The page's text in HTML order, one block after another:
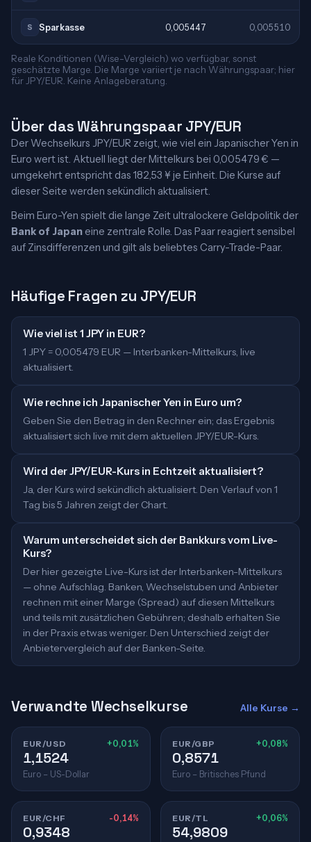
S Sparkasse 0,005447 0,005510
Reale Konditionen (Wise-Vergleich) wo verfügbar, sonst
geschätzte Marge. Die Marge variiert je nach Währungspaar; hier
für JPY/EUR. Keine Anlageberatung.
Über das Währungspaar JPY/EUR
Der Wechselkurs JPY/EUR zeigt, wie viel ein Japanischer Yen in
Euro wert ist. Aktuell liegt der Mittelkurs bei 0,005479 € —
umgekehrt entspricht das 182,53 ¥ je Einheit. Die Kurse auf
dieser Seite werden sekündlich aktualisiert.
Beim Euro-Yen spielt die lange Zeit ultralockere Geldpolitik der
Bank of Japan eine zentrale Rolle. Das Paar reagiert sensibel
auf Zinsdifferenzen und gilt als beliebtes Carry-Trade-Paar.
Häufige Fragen zu JPY/EUR
Wie viel ist 1 JPY in EUR?
1 JPY = 0,005479 EUR — Interbanken-Mittelkurs, live
aktualisiert.
Wie rechne ich Japanischer Yen in Euro um?
Geben Sie den Betrag in den Rechner ein; das Ergebnis
aktualisiert sich live mit dem aktuellen JPY/EUR-Kurs.
Wird der JPY/EUR-Kurs in Echtzeit aktualisiert?
Ja, der Kurs wird sekündlich aktualisiert. Den Verlauf von 1
Tag bis 5 Jahren zeigt der Chart.
Warum unterscheidet sich der Bankkurs vom Live-
Kurs?
Der hier gezeigte Live-Kurs ist der Interbanken-Mittelkurs
— ohne Aufschlag. Banken, Wechselstuben und Anbieter
rechnen mit einer Marge (Spread) auf diesen Mittelkurs
und teils mit zusätzlichen Gebühren; deshalb erhalten Sie
in der Praxis etwas weniger. Den Unterschied zeigt der
Anbietervergleich auf der Banken-Seite.
Verwandte Wechselkurse Alle Kurse →
EUR/USD +0,01%
1,1524
Euro – US-Dollar
EUR/GBP +0,08%
0,8571
Euro – Britisches Pfund
EUR/CHF -0,14%
0,9348
EUR/TL +0,06%
54,9809